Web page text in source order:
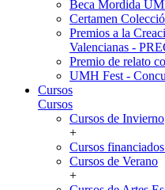
Beca Mordida
Certamen
Premios a la
Valencianas -
Premio de relato
UMH Fest -
Cursos
Cursos
Cursos de Invierno
+
Cursos
Cursos de Verano
+